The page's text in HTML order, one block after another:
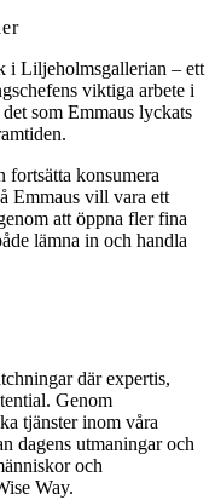
i Liljeholmsgallerian – ett
viktiga arbete i
som Emmaus lyckats
fortsätta konsumera
Emmaus vill vara ett
att öppna fler fina
lämna in och handla
där expertis,
Genom
tjänster inom våra
dagens utmaningar och
och
Way.